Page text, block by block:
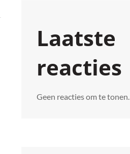
Laatste
reacties
Geen reacties om te tonen.